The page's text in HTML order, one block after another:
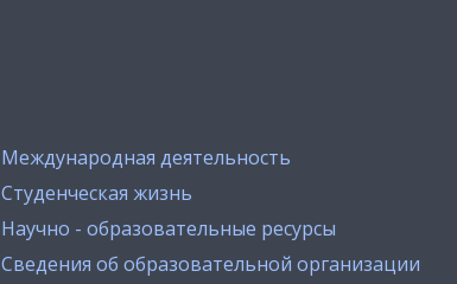
Международная деятельность
Студенческая жизнь
Научно - образовательные ресурсы
Сведения об образовательной организации